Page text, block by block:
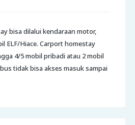
bisa dilalui kendaraan motor,
ELF/Hiace. Carport homestay
4/5 mobil pribadi atau 2 mobil
tidak bisa akses masuk sampai